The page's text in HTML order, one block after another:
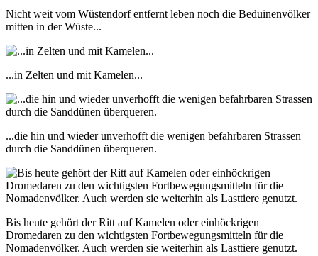
Nicht weit vom Wüstendorf entfernt leben noch die Beduinenvölker
mitten in der Wüste...
...in Zelten und mit Kamelen...
...die hin und wieder unverhofft die wenigen befahrbaren Strassen
durch die Sanddünen überqueren.
Bis heute gehört der Ritt auf Kamelen oder einhöckrigen
Dromedaren zu den wichtigsten Fortbewegungsmitteln für die
Nomadenvölker. Auch werden sie weiterhin als Lasttiere genutzt.